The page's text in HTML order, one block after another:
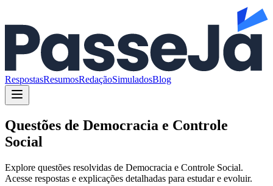
RespostasResumosRedaçãoSimuladosBlog
Questões de Democracia e Controle
Social
Explore questões resolvidas de Democracia e Controle Social.
Acesse respostas e explicações detalhadas para estudar e evoluir.